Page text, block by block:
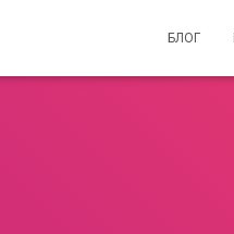
БЛОГ